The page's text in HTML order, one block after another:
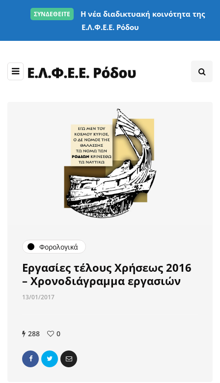
ΣΥΝΔΕΘΕΙΤΕ
Η νέα διαδικτυακή κοινότητα της
Ε.Λ.Φ.Ε.Ε. Ρόδου
Φορολογικά
Εργασίες τέλους Χρήσεως 2016
– Χρονοδιάγραμμα εργασιών
13/01/2017
288 0